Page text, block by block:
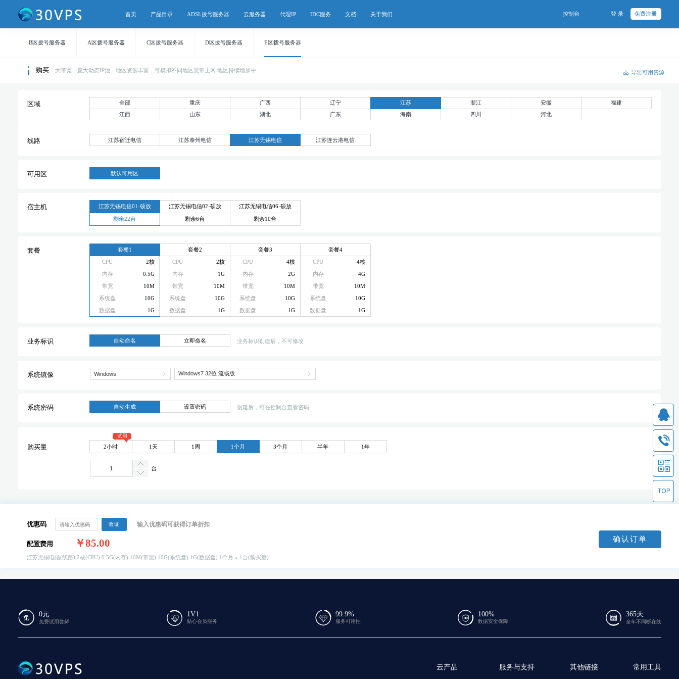
首页 产品目录 ADSL拨号服务器 云服务器 代理IP IDC服务 文档 关于我们 控制台 登 录 免费注册
B区拨号服务器 A区拨号服务器 C区拨号服务器 D区拨号服务器 E区拨号服务器
购买 大带宽、庞大动态IP池，地区资源丰富，可模拟不同地区宽带上网 地区持续增加中...... 导出可用资源
区域 全部 重庆 广西 辽宁 江苏 浙江 安徽
福建
江西
山东 湖北 广东 海南 四川 河北
线路 江苏宿迁电信 江苏泰州电信 江苏无锡电信 江苏连云港电信
可用区 默认可用区
宿主机 江苏无锡电信01-硕放
剩余22台
江苏无锡电信02-硕放
剩余6台
江苏无锡电信06-硕放
剩余10台
套餐 套餐1
CPU
2核
内存
0.5G
带宽
10M
系统盘
10G
数据盘
1G
套餐2
CPU
2核
内存
1G
带宽
10M
系统盘
10G
数据盘
1G
套餐3
CPU
4核
内存
2G
带宽
10M
系统盘
10G
数据盘
1G
套餐4
CPU
4核
内存
4G
带宽
10M
系统盘
10G
数据盘
1G
业务标识 自动命名 立即命名 业务标识创建后，不可修改
系统镜像
系统密码 自动生成 设置密码 创建后，可在控制台查看密码
购买量 2小时
试用
1天 1周 1个月 3个月 半年 1年
台
优惠码 验证 输入优惠码可获得订单折扣
配置费用 ￥85.00
江苏无锡电信(线路) 2核(CPU) 0.5G(内存) 10M(带宽) 10G(系统盘) 1G(数据盘) 1个月 x 1台(购买量)
确认订单
0元
免费试用尝鲜
1V1
贴心会员服务
99.9%
服务可用性
100%
数据安全保障
365天
全年不间断在线
云产品 服务与支持 其他链接 常用工具